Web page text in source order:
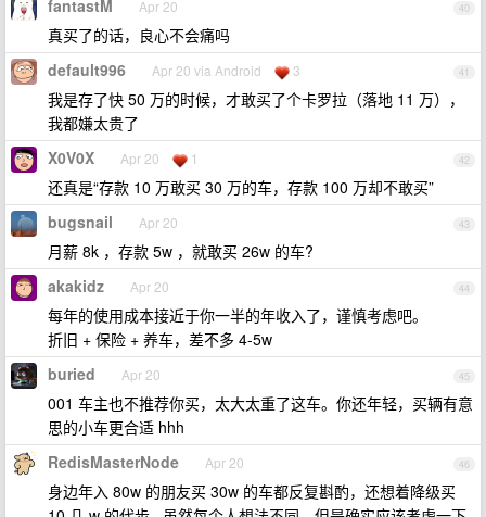
40
fantastM Apr 20
真买了的话，良心不会痛吗
41
default996 Apr 20 via Android 3
我是存了快 50 万的时候，才敢买了个卡罗拉（落地 11 万），
我都嫌太贵了
42
X0V0X Apr 20 1
还真是“存款 10 万敢买 30 万的车，存款 100 万却不敢买”
43
bugsnail Apr 20
月薪 8k ，存款 5w ，就敢买 26w 的车?
44
akakidz Apr 20
每年的使用成本接近于你一半的年收入了，谨慎考虑吧。
折旧 + 保险 + 养车，差不多 4-5w
45
buried Apr 20
001 车主也不推荐你买，太大太重了这车。你还年轻，买辆有意
思的小车更合适 hhh
46
RedisMasterNode Apr 20
身边年入 80w 的朋友买 30w 的车都反复斟酌，还想着降级买